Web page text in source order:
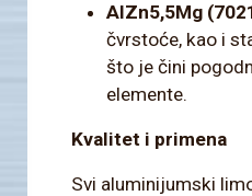
AlZn5,5Mg
čvrstoće, kao i
što je čini
elemente.
Kvalitet i primena
Svi aluminijumski